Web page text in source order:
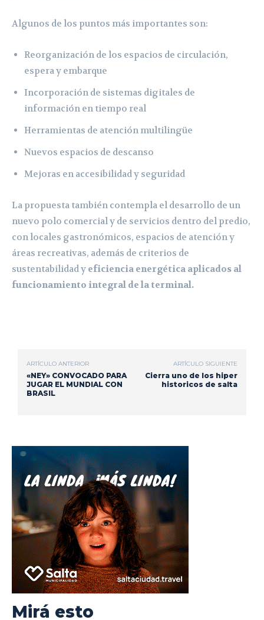
Algunos de los puntos más importantes son:
Reorganización de los espacios de circulación,
espera y embarque
Incorporación de sistemas digitales de
información en tiempo real
Herramientas de atención multilingüe
Nuevos espacios de descanso
Mejoras en accesibilidad y seguridad
La propuesta también contempla el desarrollo de un
nuevo polo comercial y de servicios dentro del predio,
con locales gastronómicos, espacios de atención y
áreas recreativas, además de criterios de
sustentabilidad y eficiencia energética aplicados al
funcionamiento integral de la terminal.
ARTÍCULO ANTERIOR
«NEY» CONVOCADO PARA
JUGAR EL MUNDIAL CON
BRASIL
ARTÍCULO SIGUIENTE
Cierra uno de los hiper
historicos de salta
Mirá esto